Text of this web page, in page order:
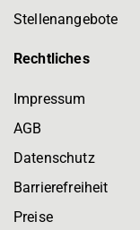
Stellenangebote
Rechtliches
Impressum
AGB
Datenschutz
Barrierefreiheit
Preise